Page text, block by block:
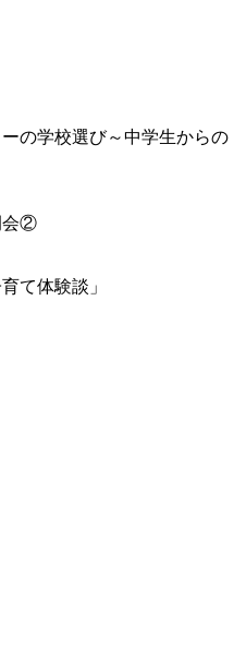
の学校選び～中学生からの
会②
て体験談」